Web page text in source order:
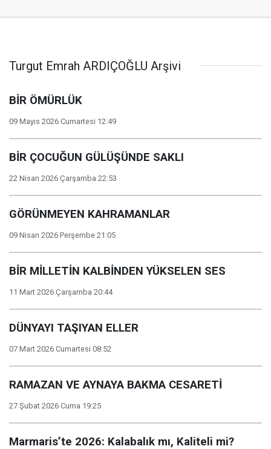
Turgut Emrah ARDIÇOĞLU Arşivi
BİR ÖMÜRLÜK
09 Mayıs 2026 Cumartesi 12:49
BİR ÇOCUĞUN GÜLÜŞÜNDE SAKLI
22 Nisan 2026 Çarşamba 22:53
GÖRÜNMEYEN KAHRAMANLAR
09 Nisan 2026 Perşembe 21:05
BİR MİLLETİN KALBİNDEN YÜKSELEN SES
11 Mart 2026 Çarşamba 20:44
DÜNYAYI TAŞIYAN ELLER
07 Mart 2026 Cumartesi 08:52
RAMAZAN VE AYNAYA BAKMA CESARETİ
27 Şubat 2026 Cuma 19:25
Marmaris’te 2026: Kalabalık mı, Kaliteli mi?